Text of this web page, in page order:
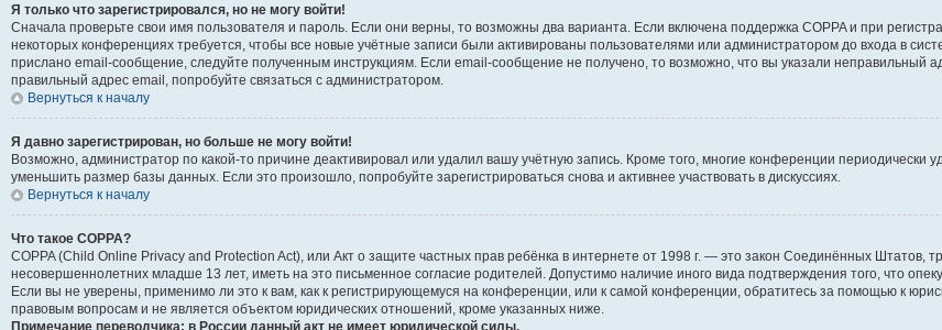
Я только что зарегистрировался, но не могу войти!
Сначала проверьте свои имя пользователя и пароль. Если они верны, то возможны два варианта. Если включена поддержка COPPA и при
некоторых конференциях требуется, чтобы все новые учётные записи были активированы пользователями или администратором до входа в
прислано email-сообщение, следуйте полученным инструкциям. Если email-сообщение не получено, то возможно, что вы указали неправильный
правильный адрес email, попробуйте связаться с администратором.
Вернуться к началу
Я давно зарегистрирован, но больше не могу войти!
Возможно, администратор по какой-то причине деактивировал или удалил вашу учётную запись. Кроме того, многие конференции
уменьшить размер базы данных. Если это произошло, попробуйте зарегистрироваться снова и активнее участвовать в дискуссиях.
Вернуться к началу
Что такое COPPA?
COPPA (Child Online Privacy and Protection Act), или Акт о защите частных прав ребёнка в интернете от 1998 г. — это закон Соединённых Штатов,
несовершеннолетних младше 13 лет, иметь на это письменное согласие родителей. Допустимо наличие иного вида подтверждения того, что
Если вы не уверены, применимо ли это к вам, как к регистрирующемуся на конференции, или к самой конференции, обратитесь за помощью к
правовым вопросам и не является объектом юридических отношений, кроме указанных ниже.
Примечание переводчика: в России данный акт не имеет юридической силы.